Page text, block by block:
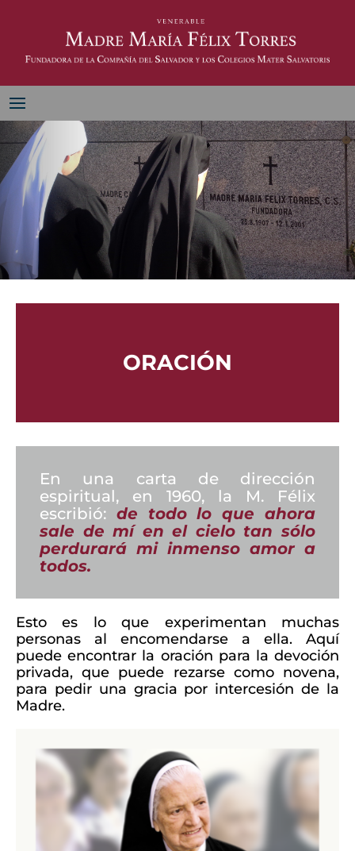
ORACIÓN
En una carta de dirección
espiritual, en 1960, la M. Félix
escribió: de todo lo que ahora
sale de mí en el cielo tan sólo
perdurará mi inmenso amor a
todos.
Esto es lo que experimentan muchas
personas al encomendarse a ella. Aquí
puede encontrar la oración para la devoción
privada, que puede rezarse como novena,
para pedir una gracia por intercesión de la
Madre.